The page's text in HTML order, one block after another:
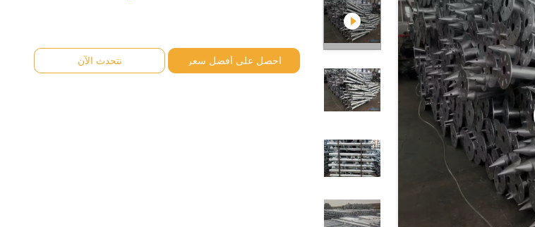
احصل على أفضل سعر نتحدث الآن